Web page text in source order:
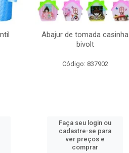
Abajur de tomada casinha
bivolt
Código: 837902
Faça seu login ou
cadastre-se para
ver preços e
comprar